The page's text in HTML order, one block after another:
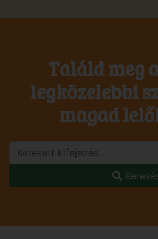
Találd meg
legközelebbi
magad